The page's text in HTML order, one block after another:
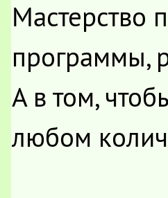
Мастерство
программы,
А в том,
любом